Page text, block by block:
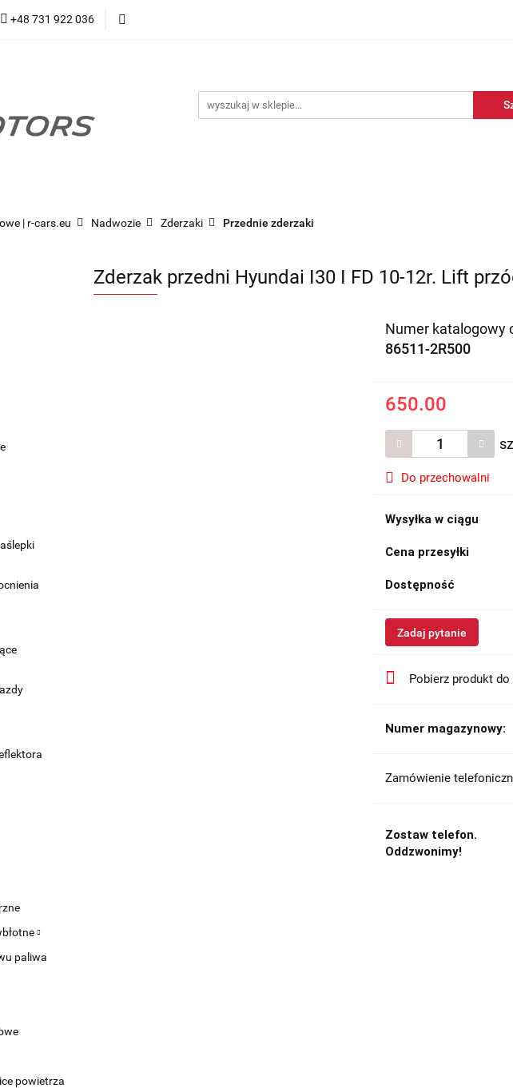
+48 731 922 036
| r-cars.eu Nadwozie Zderzaki Przednie zderzaki
paliwa
powietrza
Zderzak przedni Hyundai I30 I FD 10-12r. Lift
Numer katalogowy
86511-2R500
650.00
Do przechowalni
Wysyłka w ciągu
Cena przesyłki
Dostępność
Zadaj pytanie
Pobierz produkt do
Numer magazynowy:
Zamówienie
Zostaw telefon.
Oddzwonimy!